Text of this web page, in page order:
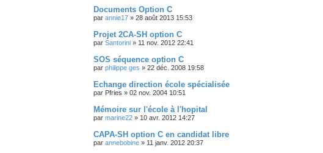
Documents Option C
par annie17 » 28 août 2013 15:53
Projet 2CA-SH option C
par Santorini » 11 nov. 2012 22:41
SOS séquence option C
par philippe ges » 22 déc. 2008 19:58
Echange direction école spécialisée
par Pfries » 02 nov. 2004 10:51
Mémoire sur l'école à l'hopital
par marine22 » 10 avr. 2012 14:27
CAPA-SH option C en candidat libre
par annebobine » 11 janv. 2012 20:37